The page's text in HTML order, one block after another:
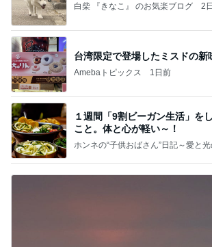
白柴 『きなこ』 のお気楽ブログ 2
台湾限定で登場したミスドの新
Amebaトピックス 1日前
１週間「9割ビーガン生活」を
こと。体と心が軽い～！
ホンネの“子供おばさん”日記～愛と